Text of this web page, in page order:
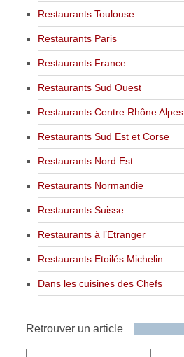
Restaurants Toulouse
Restaurants Paris
Restaurants France
Restaurants Sud Ouest
Restaurants Centre Rhône Alpes
Restaurants Sud Est et Corse
Restaurants Nord Est
Restaurants Normandie
Restaurants Suisse
Restaurants à l’Etranger
Restaurants Etoilés Michelin
Dans les cuisines des Chefs
Retrouver un article